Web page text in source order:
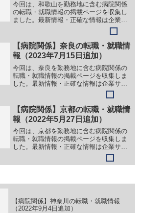
今回は、和歌山を勤務地に含む病院関係
の転職・就職情報の掲載ページを収集し
ました。最新情報・正確な情報は企業サ
イトでご確認ください。①【会社名】ひ
だか病院【職務】＞＞（１）医師（腎臓
内科）＞＞（２）医師（救急科）［正職
員］＞＞（１）精神保健福...
【病院関係】奈良の転職・就職情
報（2023年7月15日追加）
今回は、奈良を勤務地に含む病院関係の
転職・就職情報の掲載ページを収集しま
した。最新情報・正確な情報は企業サイ
トでご確認ください。①【会社名】医療
法人 友紘会 奈良友紘会病院【職務】
［常勤］＞＞（１）医師（内科）＞＞
（２）薬剤師＞＞（３）社会...
【病院関係】京都の転職・就職情
報（2022年5月27日追加）
今回は、京都を勤務地に含む病院関係の
転職・就職情報の掲載ページを収集しま
した。最新情報・正確な情報は企業サイ
トでご確認ください。①【会社名】京都
大学医学部附属病院【職務】＞＞（１）
【病院関係】神奈川の転職・就職情報
（2022年9月4日追加）